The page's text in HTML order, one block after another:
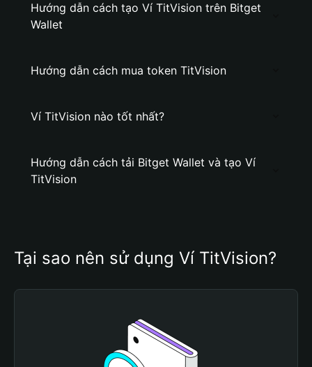
Hướng dẫn cách tạo Ví TitVision trên Bitget
Wallet
Hướng dẫn cách mua token TitVision
Ví TitVision nào tốt nhất?
Hướng dẫn cách tải Bitget Wallet và tạo Ví
TitVision
Tại sao nên sử dụng Ví TitVision?